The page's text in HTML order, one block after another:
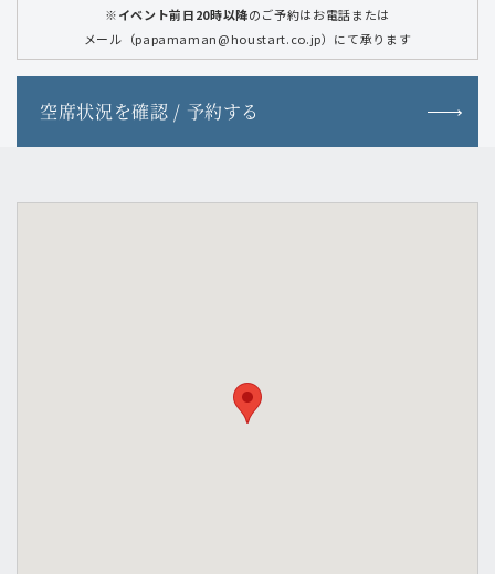
※イベント前日20時以降のご予約はお電話または
メール（papamaman@houstart.co.jp）にて承ります
空席状況を確認 / 予約する